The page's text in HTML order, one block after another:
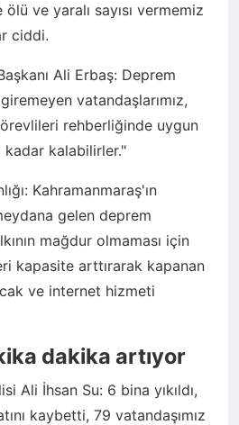
ölü ve yaralı sayısı vermemiz
ciddi.
Ali Erbaş: Deprem
vatandaşlarımız,
rehberliğinde uygun
kalabilirler."
Kahramanmaraş'ın
gelen deprem
mağdur olmaması için
kapasite arttırarak kapanan
ve internet hizmeti
dakika artıyor
Ali İhsan Su: 6 bina yıkıldı,
kaybetti, 79 vatandaşımız